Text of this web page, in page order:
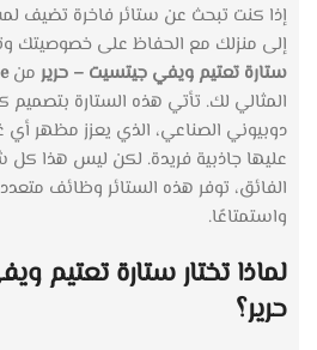
إذا كنت تبحث عن ستائر فاخرة تضيف
إلى منزلك مع الحفاظ على خصوصيتك
ستارة تعتيم ويفي جيتسيت – حرير من
المثالي لك. تأتي هذه الستارة
دوبيوني الصناعي، الذي يعزز مظهر
عليها جاذبية فريدة. لكن ليس هذا كل
الفائق، توفر هذه الستائر وظائف
واستمتاعًا.
لماذا تختار ستارة تعتيم
حرير؟